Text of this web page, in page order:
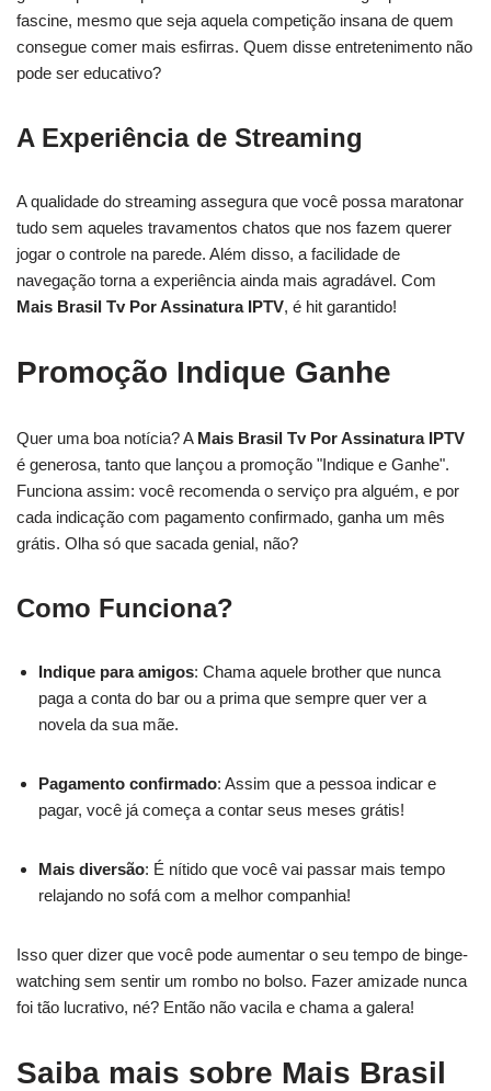
fascine, mesmo que seja aquela competição insana de quem
consegue comer mais esfirras. Quem disse entretenimento não
pode ser educativo?
A Experiência de Streaming
A qualidade do streaming assegura que você possa maratonar
tudo sem aqueles travamentos chatos que nos fazem querer
jogar o controle na parede. Além disso, a facilidade de
navegação torna a experiência ainda mais agradável. Com
Mais Brasil Tv Por Assinatura IPTV, é hit garantido!
Promoção Indique Ganhe
Quer uma boa notícia? A Mais Brasil Tv Por Assinatura IPTV
é generosa, tanto que lançou a promoção "Indique e Ganhe".
Funciona assim: você recomenda o serviço pra alguém, e por
cada indicação com pagamento confirmado, ganha um mês
grátis. Olha só que sacada genial, não?
Como Funciona?
Indique para amigos: Chama aquele brother que nunca
paga a conta do bar ou a prima que sempre quer ver a
novela da sua mãe.
Pagamento confirmado: Assim que a pessoa indicar e
pagar, você já começa a contar seus meses grátis!
Mais diversão: É nítido que você vai passar mais tempo
relajando no sofá com a melhor companhia!
Isso quer dizer que você pode aumentar o seu tempo de binge-
watching sem sentir um rombo no bolso. Fazer amizade nunca
foi tão lucrativo, né? Então não vacila e chama a galera!
Saiba mais sobre Mais Brasil